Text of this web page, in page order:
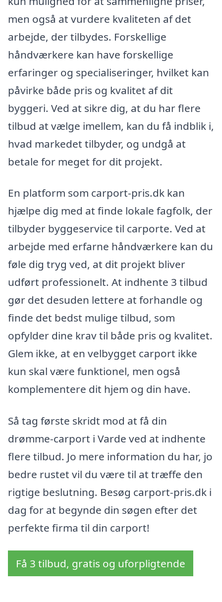
men også at vurdere kvaliteten af det
arbejde, der tilbydes. Forskellige
håndværkere kan have forskellige
erfaringer og specialiseringer, hvilket kan
påvirke både pris og kvalitet af dit
byggeri. Ved at sikre dig, at du har flere
tilbud at vælge imellem, kan du få indblik i,
hvad markedet tilbyder, og undgå at
betale for meget for dit projekt.
En platform som carport-pris.dk kan
hjælpe dig med at finde lokale fagfolk, der
tilbyder byggeservice til carporte. Ved at
arbejde med erfarne håndværkere kan du
føle dig tryg ved, at dit projekt bliver
udført professionelt. At indhente 3 tilbud
gør det desuden lettere at forhandle og
finde det bedst mulige tilbud, som
opfylder dine krav til både pris og kvalitet.
Glem ikke, at en velbygget carport ikke
kun skal være funktionel, men også
komplementere dit hjem og din have.
Så tag første skridt mod at få din
drømme-carport i Varde ved at indhente
flere tilbud. Jo mere information du har, jo
bedre rustet vil du være til at træffe den
rigtige beslutning. Besøg carport-pris.dk i
dag for at begynde din søgen efter det
perfekte firma til din carport!
Få 3 tilbud, gratis og uforpligtende